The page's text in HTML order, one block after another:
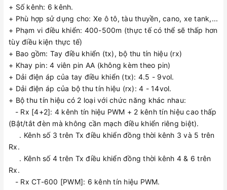
+ Số kênh: 6 kênh.
+ Phù hợp sử dụng cho: Xe ô tô, tàu thuyền, cano, xe tank,...
+ Phạm vi điều khiển: 400-500m (thực tế có thể sẽ thấp hơn
tùy điều kiện thực tế)
+ Bao gồm: Tay điều khiển (tx), bộ thu tín hiệu (rx)
+ Khay pin: 4 viên pin AA (không kèm theo pin)
+ Dải điện áp của tay điều khiển (tx): 4.5 - 9vol.
+ Dải điện áp của bộ thu tín hiệu (rx): 4 - 14vol.
+ Bộ thu tín hiệu có 2 loại với chức năng khác nhau:
- Rx [4+2]: 4 kênh tín hiệu PWM + 2 kênh tín hiệu cao thấp
(Bật/tắt đèn mà không cần mạch điều khiển riêng biệt).
. Kênh số 3 trên Tx điều khiển đồng thời kênh 3 và 5 trên
Rx.
. Kênh số 4 trên Tx điều khiển đồng thời kênh 4 & 6 trên
Rx.
- Rx CT-600 [PWM]: 6 kênh tín hiệu PWM.